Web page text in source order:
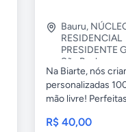
Bauru,
RESIDENCIAL
PRESIDENTE
São Paulo
Na Biarte, nós
personalizadas
mão livre!
R$ 40,00